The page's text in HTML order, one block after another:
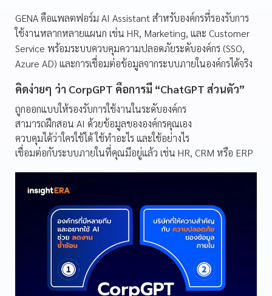
GENA คือแพลตฟอร์ม AI Assistant สำหรับองค์กรที่รองรับการ
ใช้งานหลากหลายแผนก เช่น HR, Marketing, และ Customer
Service พร้อมระบบควบคุมความปลอดภัยระดับองค์กร (SSO,
Azure AD) และการเชื่อมต่อข้อมูลจากระบบภายในองค์กรได้จริง
คิดง่ายๆ ว่า CorpGPT คือการมี “ChatGPT ส่วนตัว”
ถูกออกแบบให้รองรับการใช้งานในระดับองค์กร
สามารถฝึกสอน AI ด้วยข้อมูลขององค์กรคุณเอง
ควบคุมได้ว่าใครใช้ได้ ใช้ทำอะไร และใช้อย่างไร
เชื่อมต่อกับระบบภายในที่คุณมีอยู่แล้ว เช่น HR, CRM หรือ ERP